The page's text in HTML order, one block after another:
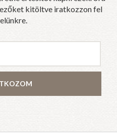
kitöltve iratkozzon fel